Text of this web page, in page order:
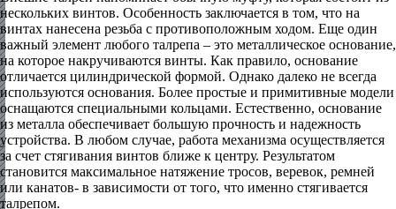
нескольких винтов. Особенность заключается в том, что на
винтах нанесена резьба с противоположным ходом. Еще один
важный элемент любого талрепа – это металлическое основание,
на которое накручиваются винты. Как правило, основание
отличается цилиндрической формой. Однако далеко не всегда
используются основания. Более простые и примитивные модели
оснащаются специальными кольцами. Естественно, основание
из металла обеспечивает большую прочность и надежность
устройства. В любом случае, работа механизма осуществляется
за счет стягивания винтов ближе к центру. Результатом
становится максимальное натяжение тросов, веревок, ремней
или канатов- в зависимости от того, что именно стягивается
талрепом.